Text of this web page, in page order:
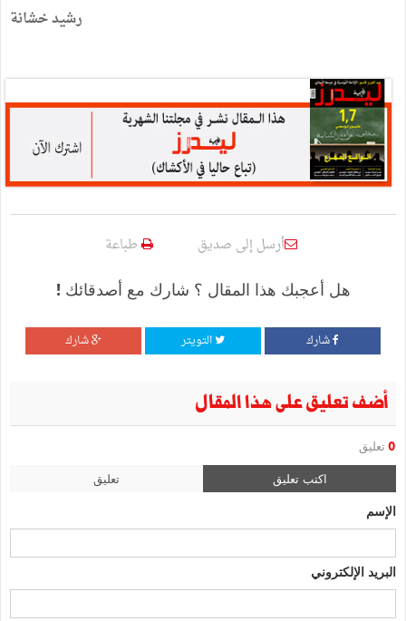
رشيد خشانة
أرسل إلى صديق طباعة
هل أعجبك هذا المقال ؟ شارك مع أصدقائك !
شارك التويتر شارك
أضف تعليق على هذا المقال
0 تعليق
اكتب تعليق تعليق
الإسم
البريد الإلكتروني